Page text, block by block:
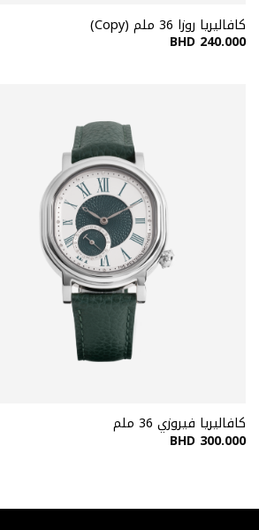
كافاليريا روزا 36 ملم (Copy)
BHD 240.000
كافاليريا فيروزي 36 ملم
BHD 300.000